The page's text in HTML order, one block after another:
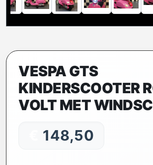
VESPA GTS
KINDERSCOOTER
VOLT MET
148,50